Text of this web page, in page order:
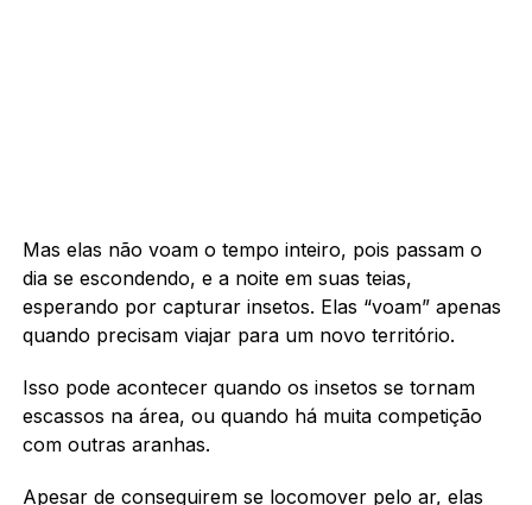
Mas elas não voam o tempo inteiro, pois passam o
dia se escondendo, e a noite em suas teias,
esperando por capturar insetos. Elas “voam” apenas
quando precisam viajar para um novo território.
Isso pode acontecer quando os insetos se tornam
escassos na área, ou quando há muita competição
com outras aranhas.
Apesar de conseguirem se locomover pelo ar, elas